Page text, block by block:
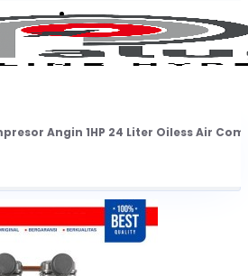
Jadi Penjual
kosong!
Angin 1HP 24 Liter Oiless Air